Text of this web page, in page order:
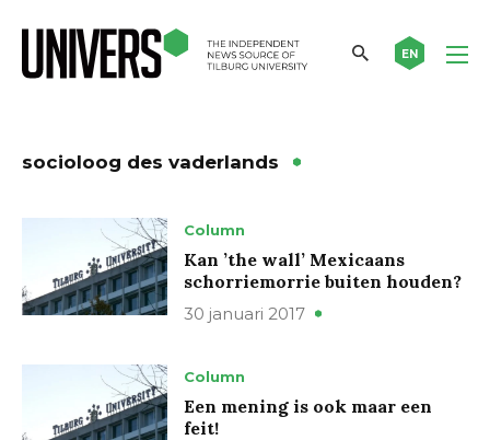
EN
socioloog des vaderlands
Column
Kan ’the wall’ Mexicaans
schorriemorrie buiten houden?
30 januari 2017
Column
Een mening is ook maar een
feit!